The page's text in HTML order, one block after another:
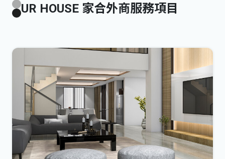
UR HOUSE 家合外商服務項目